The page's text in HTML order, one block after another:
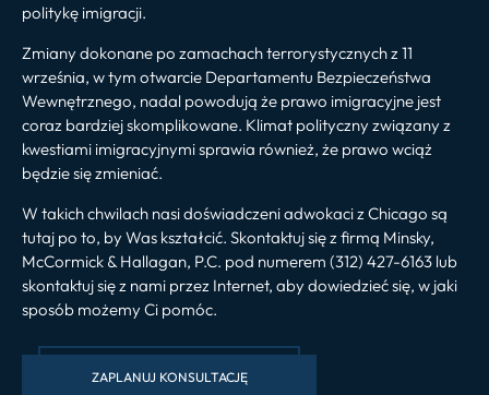
politykę imigracji.
Zmiany dokonane po zamachach terrorystycznych z 11
września, w tym otwarcie Departamentu Bezpieczeństwa
Wewnętrznego, nadal powodują że prawo imigracyjne jest
coraz bardziej skomplikowane. Klimat polityczny związany z
kwestiami imigracyjnymi sprawia również, że prawo wciąż
będzie się zmieniać.
W takich chwilach nasi doświadczeni adwokaci z Chicago są
tutaj po to, by Was kształcić. Skontaktuj się z firmą Minsky,
McCormick & Hallagan, P.C. pod numerem (312) 427-6163 lub
skontaktuj się z nami przez Internet, aby dowiedzieć się, w jaki
sposób możemy Ci pomóc.
ZAPLANUJ KONSULTACJĘ